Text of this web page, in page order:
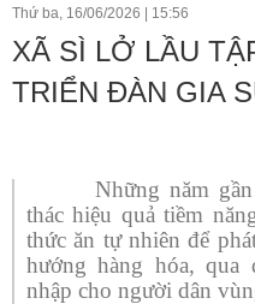
Thứ ba, 16/06/2026 15:56
XÃ SÌ LỞ LẦU
TRIỂN ĐÀN GIA
Những năm
thác hiệu quả tiềm
thức ăn tự nhiên để
hướng hàng hóa, qua
nhập cho người dân